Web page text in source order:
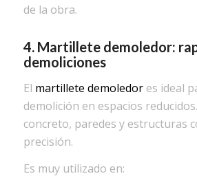
de la obra.
4. Martillete demoledor:
demoliciones
El martillete demoledores ideal
demolición en espacios
concreto, paredes y estructuras
precisión.
Es muy utilizado en: